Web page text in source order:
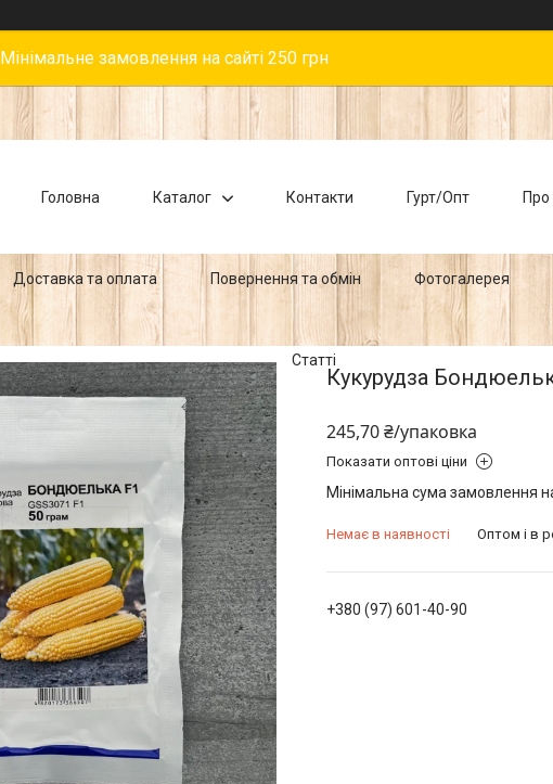
Мінімальне замовлення на сайті 250 грн
Головна Каталог Контакти Гурт/Опт Про
Доставка та оплата Повернення та обмін Фотогалерея
Статті
Кукурудза
245,70 ₴/упаковка
Показати оптові ціни
Мінімальна сума замовлення
Немає в наявності Оптом і в
+380 (97) 601-40-90